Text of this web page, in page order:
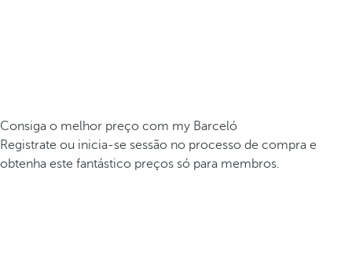
Consiga o melhor preço com my Barceló
Registrate ou inicia-se sessão no processo de compra e
obtenha este fantástico preços só para membros.